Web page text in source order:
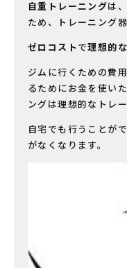
自重トレーニングは
ため、トレーニング
ゼロコストで理想的
ジムに行くための費
るためにお金を使い
ングは理想的なトレ
自宅でも行うことが
がなくなります。